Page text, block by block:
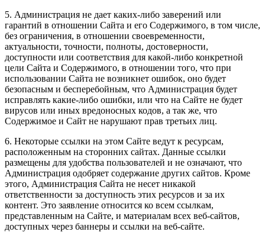
5. Администрация не дает каких-либо заверений или
гарантий в отношении Сайта и его Содержимого, в том числе,
без ограничения, в отношении своевременности,
актуальности, точности, полноты, достоверности,
доступности или соответствия для какой-либо конкретной
цели Сайта и Содержимого, в отношении того, что при
использовании Сайта не возникнет ошибок, оно будет
безопасным и бесперебойным, что Администрация будет
исправлять какие-либо ошибки, или что на Сайте не будет
вирусов или иных вредоносных кодов, а так же, что
Содержимое и Сайт не нарушают прав третьих лиц.
6. Некоторые ссылки на этом Сайте ведут к ресурсам,
расположенным на сторонних сайтах. Данные ссылки
размещены для удобства пользователей и не означают, что
Администрация одобряет содержание других сайтов. Кроме
этого, Администрация Сайта не несет никакой
ответственности за доступность этих ресурсов и за их
контент. Это заявление относится ко всем ссылкам,
представленным на Сайте, и материалам всех веб-сайтов,
доступных через баннеры и ссылки на веб-сайте.